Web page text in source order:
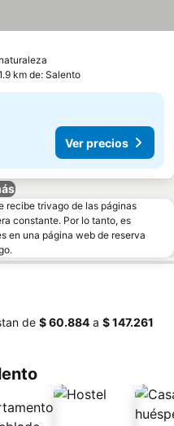
km de: Salento
Ver precios
recibe trivago de las páginas
constante. Por lo tanto, es
en una página web de reserva
de ‎$ 60.884 a ‎$ 147.261